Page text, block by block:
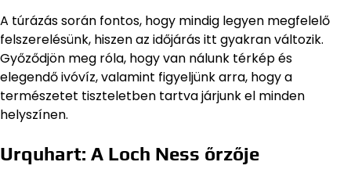
A túrázás során fontos, hogy mindig legyen megfelelő
felszerelésünk, hiszen az időjárás itt gyakran változik.
Győződjön meg róla, hogy van nálunk térkép és
elegendő ivóvíz, valamint figyeljünk arra, hogy a
természetet tiszteletben tartva járjunk el minden
helyszínen.
Urquhart: A Loch Ness őrzője